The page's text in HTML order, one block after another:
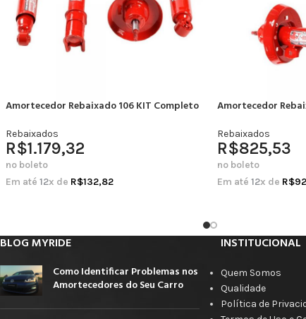
Amortecedor Rebaixado 106 KIT Completo
Rebaixados
R$1.179,32
no boleto
Em até 12x de R$132,82
Amortecedor
Rebaixados
R$825,53
no boleto
Em até 12x de R$
BLOG MYRIDE
Como Identificar Problemas nos
Amortecedores do Seu Carro
INSTITUCIONAL
Quem Somos
Qualidade
Política de